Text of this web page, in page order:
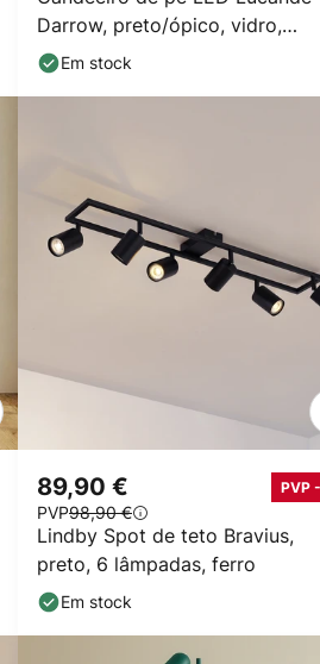
Darrow, preto/ópico, vidro,
regulável
Em stock
Lindby Spot de teto Bravius,
preto, 6 lâmpadas, ferro
89,90 € PVP
PVP98,90 €
Em stock